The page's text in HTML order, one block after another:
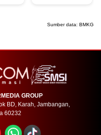
Sumber data: BMKG
GROUP
BD, Karah, Jambangan,
60232